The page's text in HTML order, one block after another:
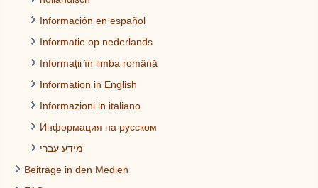
Información en español
Informatie op nederlands
Informații în limba română
Information in English
Informazioni in italiano
Информация на русском
מידע עברי
Beiträge in den Medien